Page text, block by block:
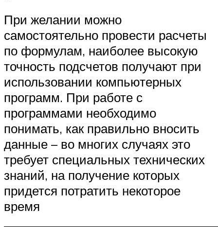
При желании можно
самостоятельно провести расчеты
по формулам, наиболее высокую
точность подсчетов получают при
использовании компьютерных
программ. При работе с
программами необходимо
понимать, как правильно вносить
данные – во многих случаях это
требует специальных технических
знаний, на получение которых
придется потратить некоторое
время